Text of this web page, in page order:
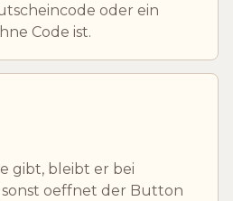
oder ein
Code ist.
gibt, bleibt er bei
oeffnet der Button